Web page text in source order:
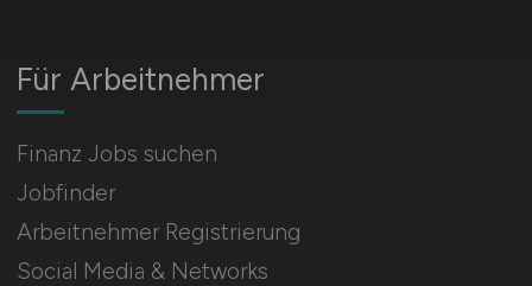
Für Arbeitnehmer
Finanz Jobs suchen
Jobfinder
Arbeitnehmer Registrierung
Social Media & Networks